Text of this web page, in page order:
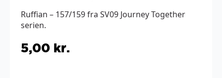
Ruffian – 157/159 fra SV09 Journey Together
serien.
5,00 kr.